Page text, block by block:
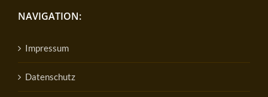
NAVIGATION:
Impressum
Datenschutz